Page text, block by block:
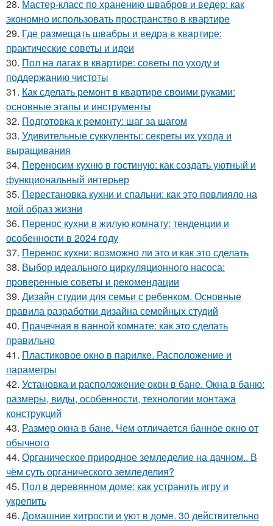
28. Мастер-класс по хранению швабров и ведер: как
экономно использовать пространство в квартире
29. Где размещать швабры и ведра в квартире:
практические советы и идеи
30. Пол на лагах в квартире: советы по уходу и
поддержанию чистоты
31. Как сделать ремонт в квартире своими руками:
основные этапы и инструменты
32. Подготовка к ремонту: шаг за шагом
33. Удивительные суккуленты: секреты их ухода и
выращивания
34. Переносим кухню в гостиную: как создать уютный и
функциональный интерьер
35. Перестановка кухни и спальни: как это повлияло на
мой образ жизни
36. Перенос кухни в жилую комнату: тенденции и
особенности в 2024 году
37. Перенос кухни: возможно ли это и как это сделать
38. Выбор идеального циркуляционного насоса:
проверенные советы и рекомендации
39. Дизайн студии для семьи с ребенком. Основные
правила разработки дизайна семейных студий
40. Прачечная в ванной комнате: как это сделать
правильно
41. Пластиковое окно в парилке. Расположение и
параметры
42. Установка и расположение окон в бане. Окна в баню:
размеры, виды, особенности, технологии монтажа
конструкций
43. Размер окна в бане. Чем отличается банное окно от
обычного
44. Органическое природное земледелие на дачном.. В
чём суть органического земледелия?
45. Пол в деревянном доме: как устранить игру и
укрепить
46. Домашние хитрости и уют в доме. 30 действительно